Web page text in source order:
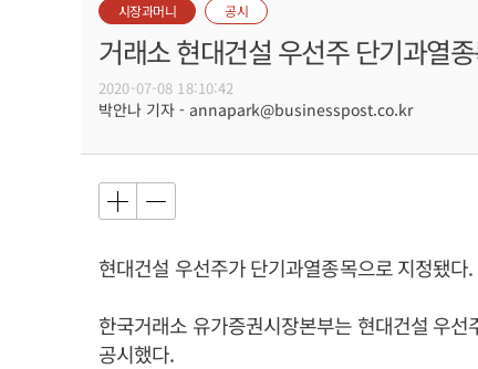
시장과머니 공시
거래소 현대건설 우선주 단기과열
2020-07-08 18:10:42
박안나 기자 - annapark@businesspost.co.kr
현대건설 우선주가 단기과열종목으로 지정됐다.
한국거래소 유가증권시장본부는 현대건설 우
공시했다.